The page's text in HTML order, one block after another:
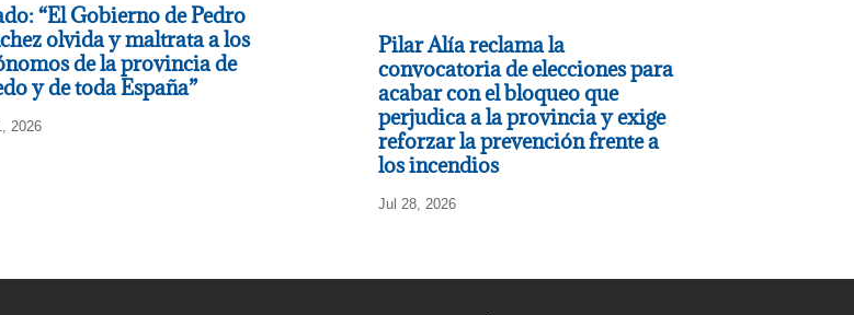
“El Gobierno de Pedro
olvida y maltrata a los
de la provincia de
y de toda España”
2026
Pilar Alía reclama la
convocatoria de elecciones para
acabar con el bloqueo que
perjudica a la provincia y exige
reforzar la prevención frente a
los incendios
Jul 28, 2026